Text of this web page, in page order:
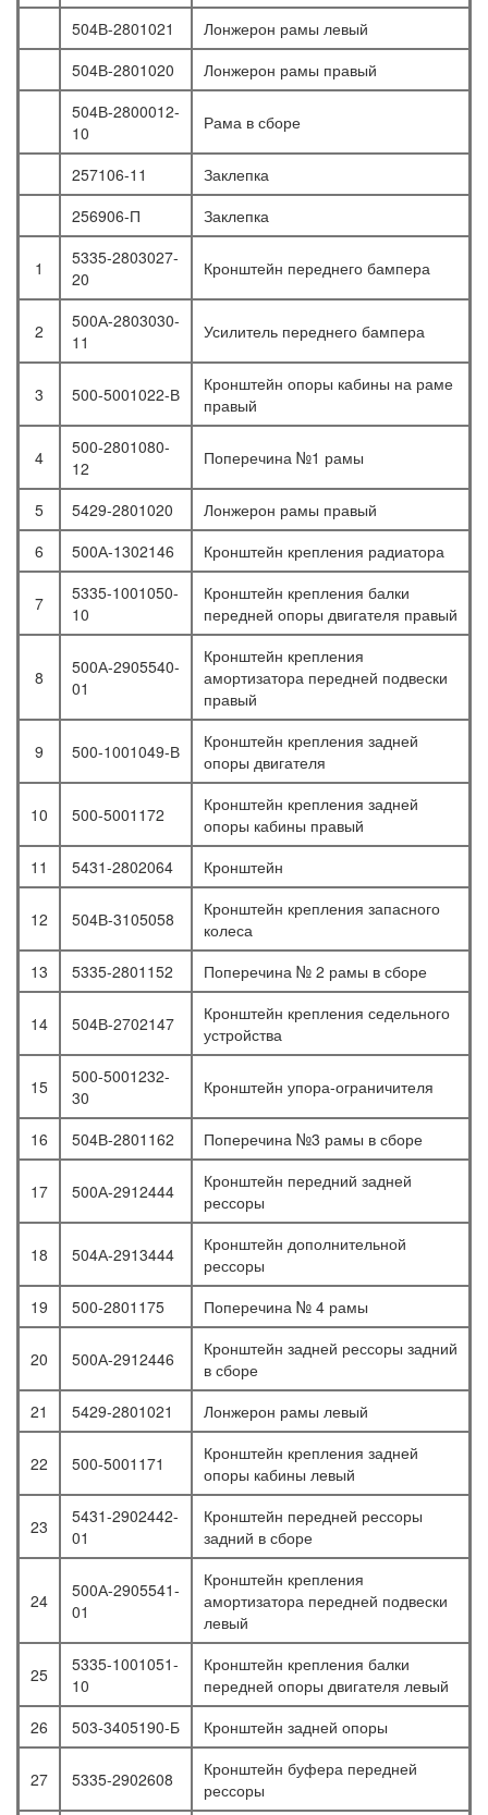
504В-2801021
Лонжерон рамы левый
504В-2801020
Лонжерон рамы правый
504В-2800012-
10
Рама в сборе
257106-11
Заклепка
256906-П
Заклепка
1
5335-2803027-
20
Кронштейн переднего бампера
2
500А-2803030-
11
Усилитель переднего бампера
3 500-5001022-В
Кронштейн опоры кабины на раме
правый
4
500-2801080-
12
Поперечина №1 рамы
5 5429-2801020
Лонжерон рамы правый
6
500А-1302146 Кронштейн крепления радиатора
7
5335-1001050-
10
Кронштейн крепления балки
передней опоры двигателя правый
8
500А-2905540-
01
Кронштейн крепления
амортизатора передней подвески
правый
9 500-1001049-В
Кронштейн крепления задней
опоры двигателя
10 500-5001172
Кронштейн крепления задней
опоры кабины правый
11
5431-2802064 Кронштейн
12 504В-3105058
Кронштейн крепления запасного
колеса
13
5335-2801152 Поперечина № 2 рамы в сборе
14 504В-2702147
Кронштейн крепления седельного
устройства
15
500-5001232-
30
Кронштейн упора-ограничителя
16 504В-2801162 Поперечина №3 рамы в сборе
17 500А-2912444
Кронштейн передний задней
рессоры
18 504А-2913444
Кронштейн дополнительной
рессоры
19
500-2801175 Поперечина № 4 рамы
20 500А-2912446
Кронштейн задней рессоры задний
в сборе
21
5429-2801021 Лонжерон рамы левый
22 500-5001171
Кронштейн крепления задней
опоры кабины левый
23
5431-2902442-
01
Кронштейн передней рессоры
задний в сборе
24
500А-2905541-
01
Кронштейн крепления
амортизатора передней подвески
левый
25
5335-1001051-
10
Кронштейн крепления балки
передней опоры двигателя левый
26
503-3405190-Б Кронштейн задней опоры
27 5335-2902608
Кронштейн буфера передней
рессоры